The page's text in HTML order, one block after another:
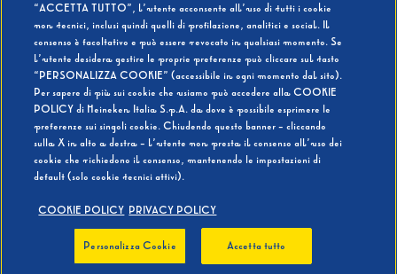
BEVI RESPONSABILMENTE
“ACCETTA TUTTO”, l’utente acconsente all’uso di tutti i cookie
non tecnici, inclusi quindi quelli di profilazione, analitici e social. Il
consenso è facoltativo e può essere revocato in qualsiasi momento. Se
l’utente desidera gestire le proprie preferenze può cliccare sul tasto
“PERSONALIZZA COOKIE” (accessibile in ogni momento dal sito).
Per sapere di più sui cookie che usiamo può accedere alla COOKIE
POLICY di Heineken Italia S.p.A. da dove è possibile esprimere le
preferenze sui singoli cookie. Chiudendo questo banner - cliccando
sulla X in alto a destra - l’utente non presta il consenso all’uso dei
cookie che richiedono il consenso, mantenendo le impostazioni di
default (solo cookie tecnici attivi).
COOKIE POLICY PRIVACY POLICY
Personalizza Cookie Accetta tutto